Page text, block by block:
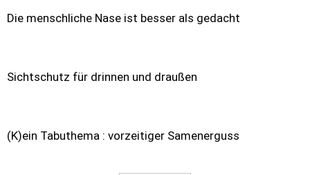
Die menschliche Nase ist besser als gedacht
Sichtschutz für drinnen und draußen
(K)ein Tabuthema : vorzeitiger Samenerguss